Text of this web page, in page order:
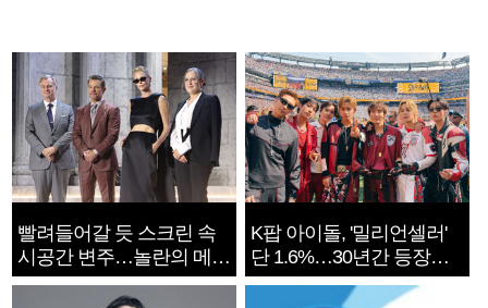
빨려들어갈 듯 스크린 속
시공간 변주…놀란의 메시
지는 ‘전쟁 속죄’
K팝 아이돌, '밀리언셀러'
단 1.6%…30년간 등장
1182개팀 전수조사